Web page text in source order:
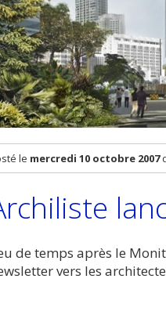
le mercredi 10 octobre 2007
de temps après le
vers les